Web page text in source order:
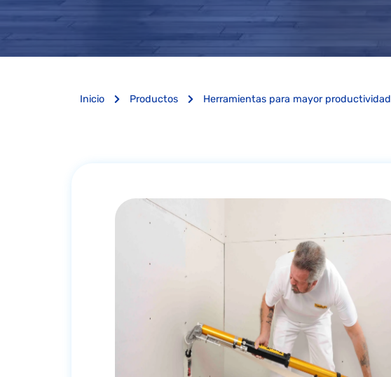
Inicio Productos Herramientas para mayor productividad